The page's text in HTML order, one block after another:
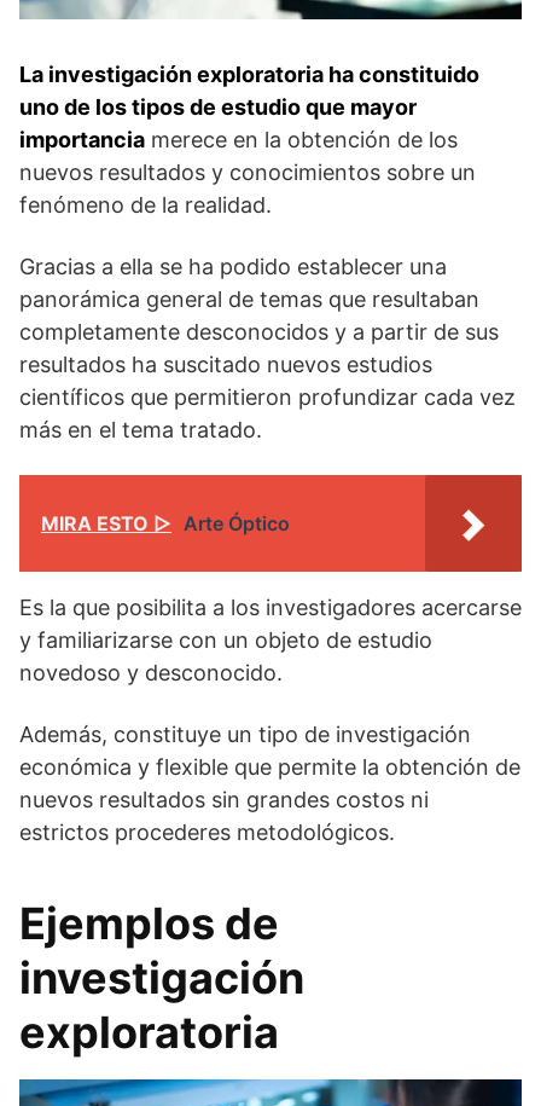
La investigación exploratoria ha constituido
uno de los tipos de estudio que mayor
importancia merece en la obtención de los
nuevos resultados y conocimientos sobre un
fenómeno de la realidad.
Gracias a ella se ha podido establecer una
panorámica general de temas que resultaban
completamente desconocidos y a partir de sus
resultados ha suscitado nuevos estudios
científicos que permitieron profundizar cada vez
más en el tema tratado.
MIRA ESTO ▷ Arte Óptico
Es la que posibilita a los investigadores acercarse
y familiarizarse con un objeto de estudio
novedoso y desconocido.
Además, constituye un tipo de investigación
económica y flexible que permite la obtención de
nuevos resultados sin grandes costos ni
estrictos procederes metodológicos.
Ejemplos de
investigación
exploratoria